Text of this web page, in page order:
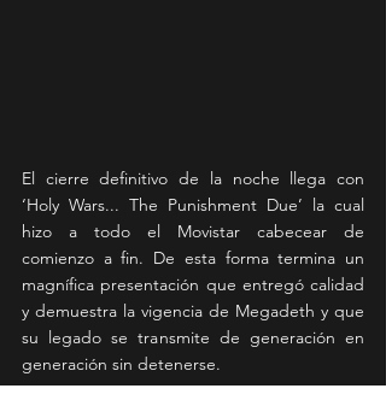
El cierre definitivo de la noche llega con
‘Holy Wars... The Punishment Due’ la cual
hizo a todo el Movistar cabecear de
comienzo a fin. De esta forma termina un
magnífica presentación que entregó calidad
y demuestra la vigencia de Megadeth y que
su legado se transmite de generación en
generación sin detenerse.